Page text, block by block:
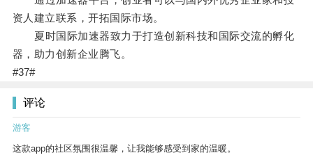
资人建立联系，开拓国际市场。
夏时国际加速器致力于打造创新科技和国际交流的孵化
器，助力创新企业腾飞。
#37#
评论
游客
这款app的社区氛围很温馨，让我能够感受到家的温暖。